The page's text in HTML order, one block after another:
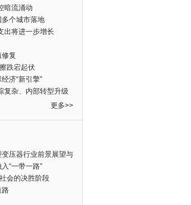
暗流涌动
个城市落地
出将进一步增长
复
跌宕起伏
济“新引擎”
复杂、内部转型升级
更多>>
压器行业前景展望与
“一带一路”
会的决胜阶段
路